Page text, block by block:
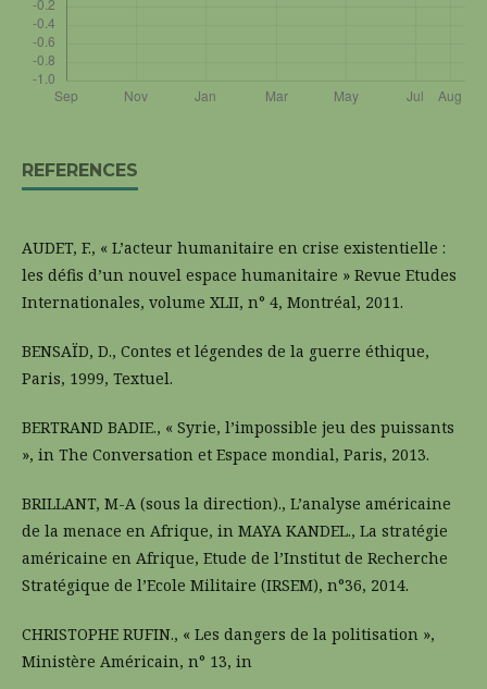
REFERENCES
AUDET, F., « L’acteur humanitaire en crise existentielle :
les défis d’un nouvel espace humanitaire » Revue Etudes
Internationales, volume XLII, n° 4, Montréal, 2011.
BENSAÏD, D., Contes et légendes de la guerre éthique,
Paris, 1999, Textuel.
BERTRAND BADIE., « Syrie, l’impossible jeu des puissants
», in The Conversation et Espace mondial, Paris, 2013.
BRILLANT, M-A (sous la direction)., L’analyse américaine
de la menace en Afrique, in MAYA KANDEL., La stratégie
américaine en Afrique, Etude de l’Institut de Recherche
Stratégique de l’Ecole Militaire (IRSEM), n°36, 2014.
CHRISTOPHE RUFIN., « Les dangers de la politisation »,
Ministère Américain, n° 13, in